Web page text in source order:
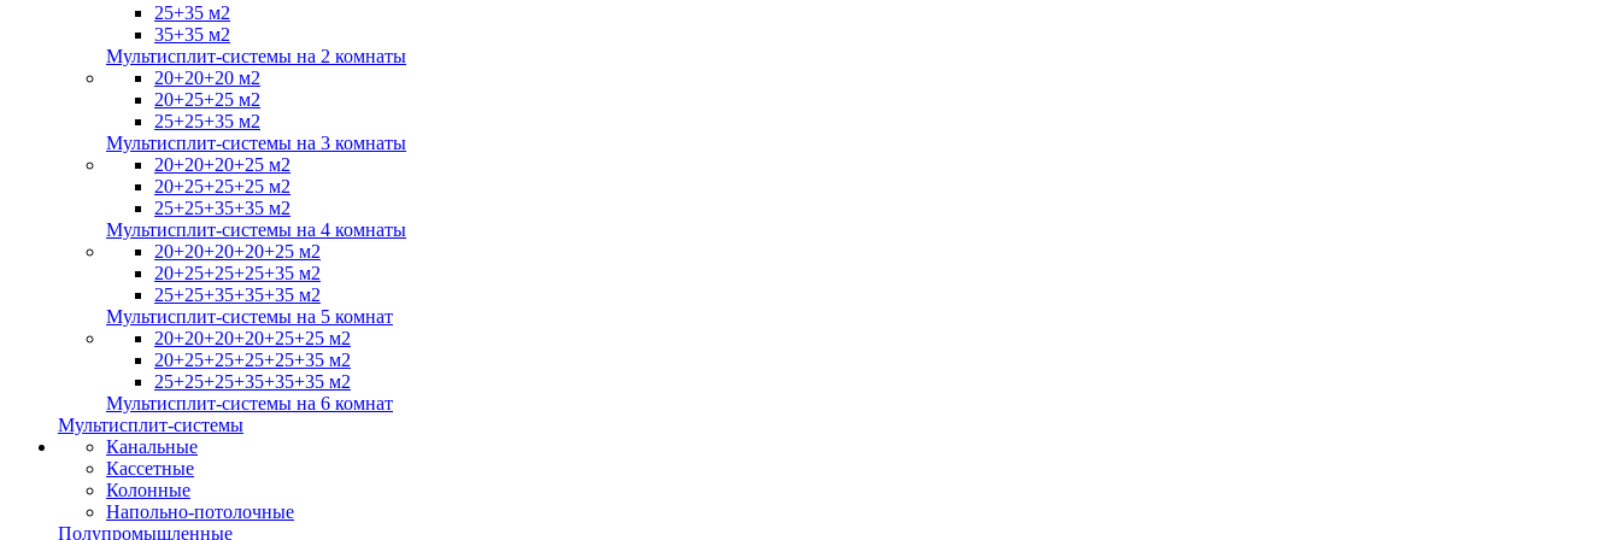
25+35 м2
35+35 м2
Мультисплит-системы на 2 комнаты
20+20+20 м2
20+25+25 м2
25+25+35 м2
Мультисплит-системы на 3 комнаты
20+20+20+25 м2
20+25+25+25 м2
25+25+35+35 м2
Мультисплит-системы на 4 комнаты
20+20+20+20+25 м2
20+25+25+25+35 м2
25+25+35+35+35 м2
Мультисплит-системы на 5 комнат
20+20+20+20+25+25 м2
20+25+25+25+25+35 м2
25+25+25+35+35+35 м2
Мультисплит-системы на 6 комнат
Мультисплит-системы
Канальные
Кассетные
Колонные
Напольно-потолочные
Полупромышленные